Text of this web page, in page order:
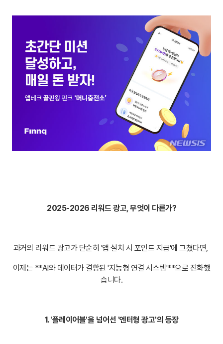
2025-2026 리워드 광고, 무엇이 다른가?
과거의 리워드 광고가 단순히 '앱 설치 시 포인트 지급'에 그쳤다면,
이제는 **AI와 데이터가 결합된 '지능형 연결 시스템'**으로 진화했
습니다.
1. '플레이어블'을 넘어선 '엔터형 광고'의 등장